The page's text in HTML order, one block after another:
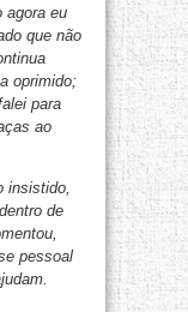
agora eu
que não
oprimido;
para
ao
insistido,
de
pessoal